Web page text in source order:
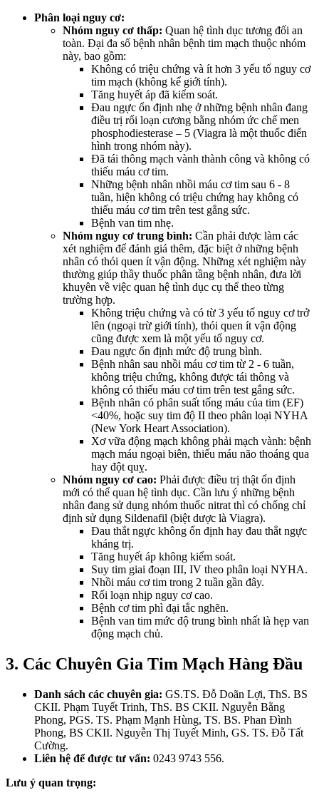
Phân loại nguy cơ:
Nhóm nguy cơ thấp: Quan hệ tình dục tương đối an
toàn. Đại đa số bệnh nhân bệnh tim mạch thuộc nhóm
này, bao gồm:
Không có triệu chứng và ít hơn 3 yếu tố nguy cơ
tim mạch (không kể giới tính).
Tăng huyết áp đã kiểm soát.
Đau ngực ổn định nhẹ ở những bệnh nhân đang
điều trị rối loạn cương bằng nhóm ức chế men
phosphodiesterase – 5 (Viagra là một thuốc điển
hình trong nhóm này).
Đã tái thông mạch vành thành công và không có
thiếu máu cơ tim.
Những bệnh nhân nhồi máu cơ tim sau 6 - 8
tuần, hiện không có triệu chứng hay không có
thiếu máu cơ tim trên test gắng sức.
Bệnh van tim nhẹ.
Nhóm nguy cơ trung bình: Cần phải được làm các
xét nghiệm để đánh giá thêm, đặc biệt ở những bệnh
nhân có thói quen ít vận động. Những xét nghiệm này
thường giúp thầy thuốc phân tầng bệnh nhân, đưa lời
khuyên về việc quan hệ tình dục cụ thể theo từng
trường hợp.
Không triệu chứng và có từ 3 yếu tố nguy cơ trở
lên (ngoại trừ giới tính), thói quen ít vận động
cũng được xem là một yếu tố nguy cơ.
Đau ngực ổn định mức độ trung bình.
Bệnh nhân sau nhồi máu cơ tim từ 2 - 6 tuần,
không triệu chứng, không được tái thông và
không có thiếu máu cơ tim trên test gắng sức.
Bệnh nhân có phân suất tống máu của tim (EF)
<40%, hoặc suy tim độ II theo phân loại NYHA
(New York Heart Association).
Xơ vữa động mạch không phải mạch vành: bệnh
mạch máu ngoại biên, thiếu máu não thoáng qua
hay đột quỵ.
Nhóm nguy cơ cao: Phải được điều trị thật ổn định
mới có thể quan hệ tình dục. Cần lưu ý những bệnh
nhân đang sử dụng nhóm thuốc nitrat thì có chống chỉ
định sử dụng Sildenafil (biệt dược là Viagra).
Đau thắt ngực không ổn định hay đau thắt ngực
kháng trị.
Tăng huyết áp không kiểm soát.
Suy tim giai đoạn III, IV theo phân loại NYHA.
Nhồi máu cơ tim trong 2 tuần gần đây.
Rối loạn nhịp nguy cơ cao.
Bệnh cơ tim phì đại tắc nghẽn.
Bệnh van tim mức độ trung bình nhất là hẹp van
động mạch chủ.
3. Các Chuyên Gia Tim Mạch Hàng Đầu
Danh sách các chuyên gia: GS.TS. Đỗ Doãn Lợi, ThS. BS
CKII. Phạm Tuyết Trinh, ThS. BS CKII. Nguyễn Bằng
Phong, PGS. TS. Phạm Mạnh Hùng, TS. BS. Phan Đình
Phong, BS CKII. Nguyễn Thị Tuyết Minh, GS. TS. Đỗ Tất
Cường.
Liên hệ để được tư vấn: 0243 9743 556.
Lưu ý quan trọng: